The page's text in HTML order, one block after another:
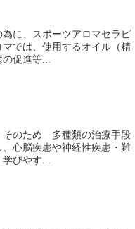
に、スポーツアロマセラピ
では、使用するオイル（精
促進等...
そのため 多種類の治療手段
心脳疾患や神経性疾患・難
びやす...